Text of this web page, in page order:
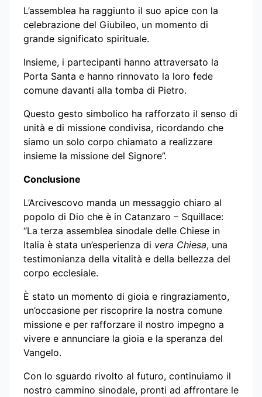
L’assemblea ha raggiunto il suo apice con la
celebrazione del Giubileo, un momento di
grande significato spirituale.
Insieme, i partecipanti hanno attraversato la
Porta Santa e hanno rinnovato la loro fede
comune davanti alla tomba di Pietro.
Questo gesto simbolico ha rafforzato il senso di
unità e di missione condivisa, ricordando che
siamo un solo corpo chiamato a realizzare
insieme la missione del Signore”.
Conclusione
L’Arcivescovo manda un messaggio chiaro al
popolo di Dio che è in Catanzaro – Squillace:
“La terza assemblea sinodale delle Chiese in
Italia è stata un’esperienza di vera Chiesa, una
testimonianza della vitalità e della bellezza del
corpo ecclesiale.
È stato un momento di gioia e ringraziamento,
un’occasione per riscoprire la nostra comune
missione e per rafforzare il nostro impegno a
vivere e annunciare la gioia e la speranza del
Vangelo.
Con lo sguardo rivolto al futuro, continuiamo il
nostro cammino sinodale, pronti ad affrontare le